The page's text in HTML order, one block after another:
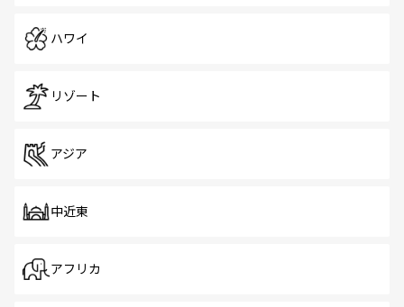
ハワイ
リゾート
アジア
中近東
アフリカ